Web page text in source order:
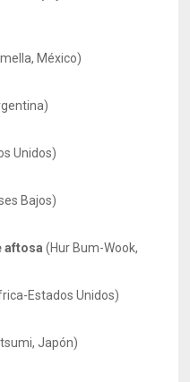
México)
Unidos)
Bajos)
aftosa (Hur Bum-Wook,
Estados Unidos)
Japón)